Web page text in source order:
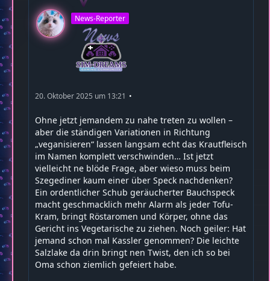
News-Reporter
20. Oktober 2025 um 13:21
Ohne jetzt jemandem zu nahe treten zu wollen –
aber die ständigen Variationen in Richtung
„veganisieren“ lassen langsam echt das Krautfleisch
im Namen komplett verschwinden… Ist jetzt
vielleicht ne blöde Frage, aber wieso muss beim
Szegediner kaum einer über Speck nachdenken?
Ein ordentlicher Schub geräucherter Bauchspeck
macht geschmacklich mehr Alarm als jeder Tofu-
Kram, bringt Röstaromen und Körper, ohne das
Gericht ins Vegetarische zu ziehen. Noch geiler: Hat
jemand schon mal Kassler genommen? Die leichte
Salzlake da drin bringt nen Twist, den ich so bei
Oma schon ziemlich gefeiert habe.